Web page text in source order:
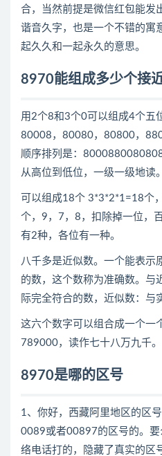
合，当然前提是微信红包能发
谐音久字，也是一个不错的寓
起久久和一起永久的意思。
8970能组成多少个接
用2个8和3个0可以组成4个五
80008，80080，80800，
顺序排列是：
从高位到低位，一级一级地读。
可以组成18个 3*3*2*1=18个
个，9，7，8，扣除掉一位，
有2种，各位有一种。
八千多是近似数。一个能表示
的数，这个数称为准确数。与
际完全符合的数，近似数：与
这六个数字可以组合成一个一
789000，读作七十八万九千。
8970是哪的区号
1、你好，西藏阿里地区的区
0089或者00897的区号的。要
络电话打的，隐藏了真实的区